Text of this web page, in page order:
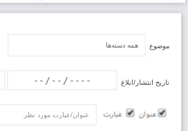
موضوع
تاریخ انتشار/ابلاغ